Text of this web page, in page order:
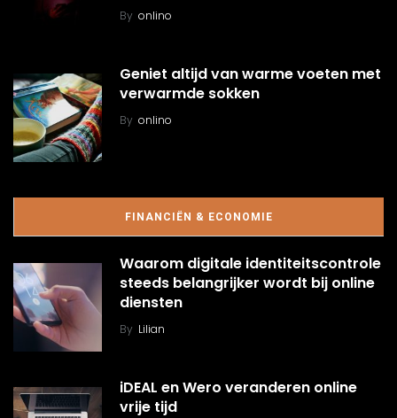
By onlino
Geniet altijd van warme voeten met
verwarmde sokken
By onlino
FINANCIËN & ECONOMIE
Waarom digitale identiteitscontrole
steeds belangrijker wordt bij online
diensten
By Lilian
iDEAL en Wero veranderen online
vrije tijd